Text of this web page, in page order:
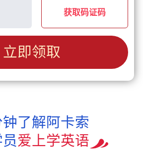
获取码证码
立即领取
了解阿卡索
爱上学英语